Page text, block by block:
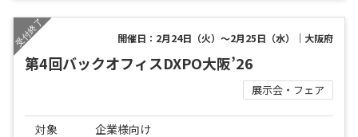
開催日：2月24日（火）～2月25日（水）｜大阪府
第4回バックオフィスDXPO大阪’26
展示会・フェア
対象 企業様向け